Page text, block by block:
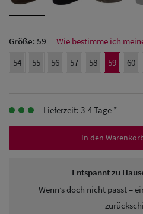
Herren Caps
Herren
Herren UV-
Schutz Caps
Sonnenschilder
& Visoren
Größe: 59
Wie bestimme ich
54
55 56 57 58 59 60
Lieferzeit: 3-4 Tage *
In den
Entspannt zu
Wenn’s doch nicht passt –